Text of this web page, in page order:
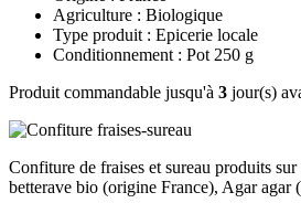
Agriculture : Biologique
Type produit : Epicerie locale
Conditionnement : Pot 250 g
Produit commandable jusqu'à 3 jour(s)
Confiture de fraises et sureau produits
betterave bio (origine France), Agar